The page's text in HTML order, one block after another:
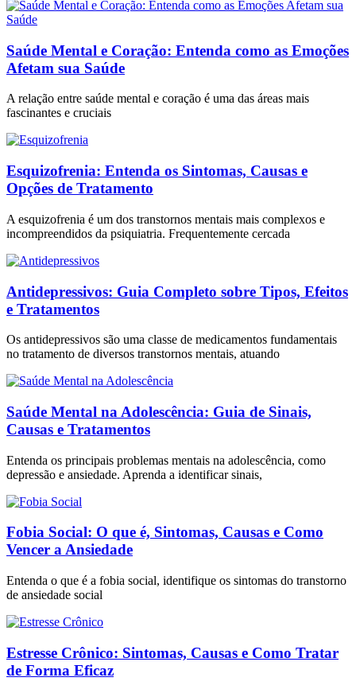
Saúde Mental e Coração: Entenda como as Emoções
Afetam sua Saúde
A relação entre saúde mental e coração é uma das áreas mais
fascinantes e cruciais
Esquizofrenia: Entenda os Sintomas, Causas e
Opções de Tratamento
A esquizofrenia é um dos transtornos mentais mais complexos e
incompreendidos da psiquiatria. Frequentemente cercada
Antidepressivos: Guia Completo sobre Tipos, Efeitos
e Tratamentos
Os antidepressivos são uma classe de medicamentos fundamentais
no tratamento de diversos transtornos mentais, atuando
Saúde Mental na Adolescência: Guia de Sinais,
Causas e Tratamentos
Entenda os principais problemas mentais na adolescência, como
depressão e ansiedade. Aprenda a identificar sinais,
Fobia Social: O que é, Sintomas, Causas e Como
Vencer a Ansiedade
Entenda o que é a fobia social, identifique os sintomas do transtorno
de ansiedade social
Estresse Crônico: Sintomas, Causas e Como Tratar
de Forma Eficaz